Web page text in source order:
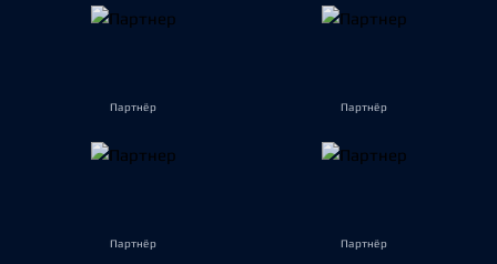
Партнёр Партнёр
Партнёр Партнёр